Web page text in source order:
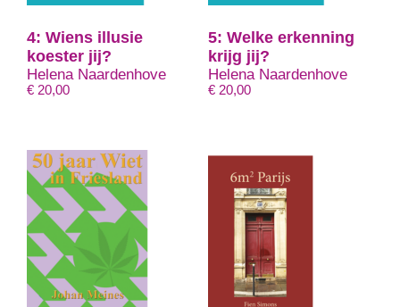
4: Wiens illusie
koester jij?
Helena Naardenhove
€ 20,00
5: Welke erkenning
krijg jij?
Helena Naardenhove
€ 20,00